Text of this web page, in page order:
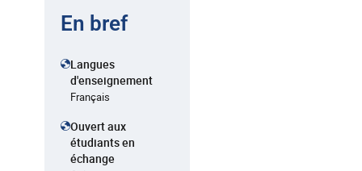
En bref
Langues
d'enseignement
Français
Ouvert aux
étudiants en
échange